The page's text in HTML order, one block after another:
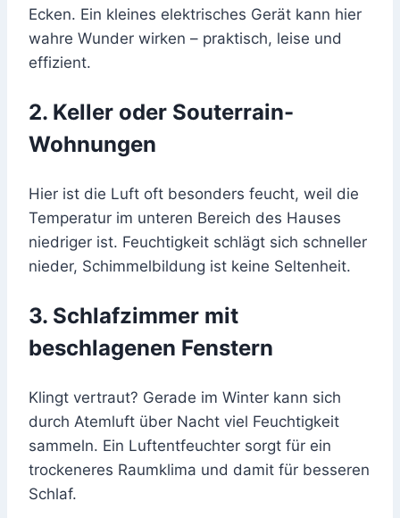
Ecken. Ein kleines elektrisches Gerät kann hier
wahre Wunder wirken – praktisch, leise und
effizient.
2. Keller oder Souterrain-
Wohnungen
Hier ist die Luft oft besonders feucht, weil die
Temperatur im unteren Bereich des Hauses
niedriger ist. Feuchtigkeit schlägt sich schneller
nieder, Schimmelbildung ist keine Seltenheit.
3. Schlafzimmer mit
beschlagenen Fenstern
Klingt vertraut? Gerade im Winter kann sich
durch Atemluft über Nacht viel Feuchtigkeit
sammeln. Ein Luftentfeuchter sorgt für ein
trockeneres Raumklima und damit für besseren
Schlaf.